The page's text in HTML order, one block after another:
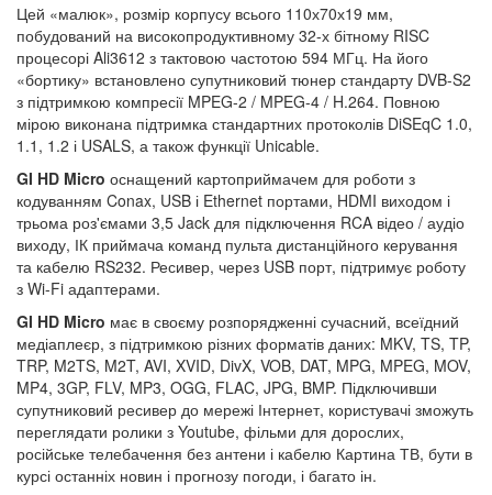
Цей «малюк», розмір корпусу всього 110х70х19 мм,
побудований на високопродуктивному 32-х бітному RISC
процесорі Ali3612 з тактовою частотою 594 МГц. На його
«бортику» встановлено супутниковий тюнер стандарту DVB-S2
з підтримкою компресії MPEG-2 / MPEG-4 / H.264. Повною
мірою виконана підтримка стандартних протоколів DiSEqC 1.0,
1.1, 1.2 і USALS, а також функції Unicable.
GI HD Micro оснащений картоприймачем для роботи з
кодуванням Conax, USB і Ethernet портами, HDMI виходом і
трьома роз'ємами 3,5 Jack для підключення RCA відео / аудіо
виходу, ІК приймача команд пульта дистанційного керування
та кабелю RS232. Ресивер, через USB порт, підтримує роботу
з Wi-Fi адаптерами.
GI HD Micro має в своєму розпорядженні сучасний, всеїдний
медіаплеєр, з підтримкою різних форматів даних: MKV, TS, TP,
TRP, M2TS, M2T, AVI, XVID, DivX, VOB, DAT, MPG, MPEG, MOV,
MP4, 3GP, FLV, MP3, OGG, FLAC, JPG, BMP. Підключивши
супутниковий ресивер до мережі Інтернет, користувачі зможуть
переглядати ролики з Youtube, фільми для дорослих,
російське телебачення без антени і кабелю Картина ТВ, бути в
курсі останніх новин і прогнозу погоди, і багато ін.